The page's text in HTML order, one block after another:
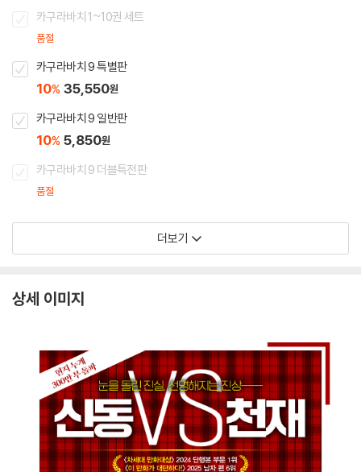
카구라바치 1~10권 세트
품절
카구라바치 9 특별판
10% 35,550원
카구라바치 9 일반판
10% 5,850원
카구라바치 9 더블특전판
품절
더보기
상세 이미지